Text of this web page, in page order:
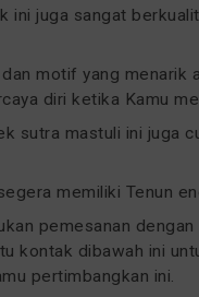
ini juga sangat
motif yang menarik
diri ketika Kamu
sutra mastuli ini juga
memiliki Tenun
pemesanan
kontak dibawah ini
pertimbangkan ini.